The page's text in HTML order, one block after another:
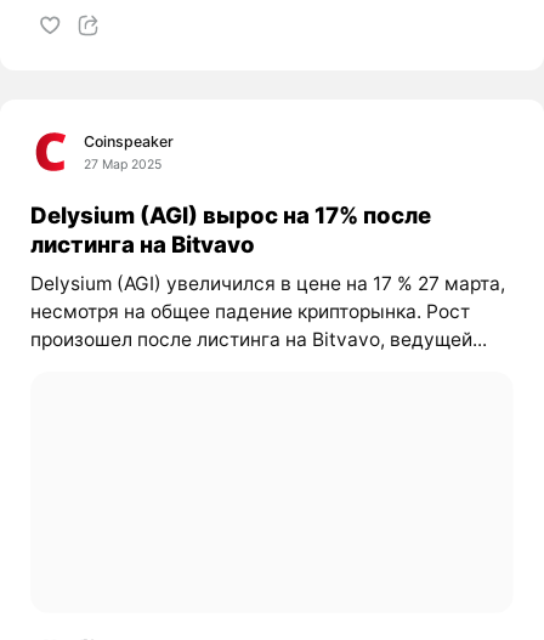
Coinspeaker
27 Мар 2025
Delysium (AGI) вырос на 17% после
листинга на Bitvavo
Delysium (AGI) увеличился в цене на 17 % 27 марта,
несмотря на общее падение крипторынка. Рост
произошел после листинга на Bitvavo, ведущей...